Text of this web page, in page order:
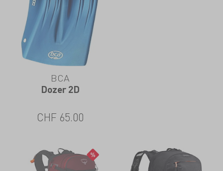
BCA
Dozer 2D
CHF 65.00